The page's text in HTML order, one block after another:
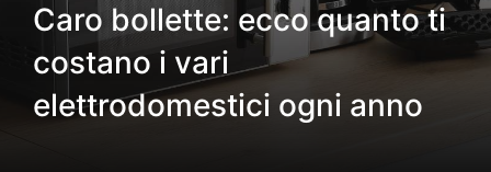
Caro bollette: ecco quanto ti
costano i vari
elettrodomestici ogni anno